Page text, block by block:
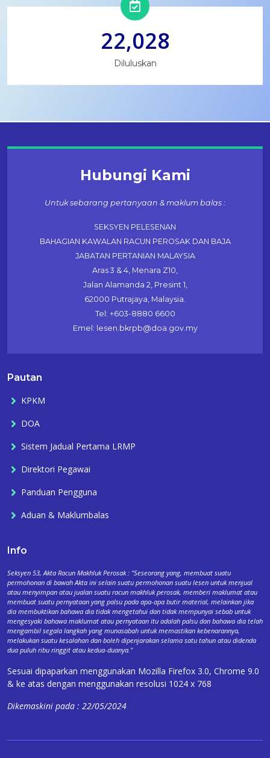
22,029
Diluluskan
Hubungi Kami
Untuk sebarang pertanyaan & maklum balas :
SEKSYEN PELESENAN
BAHAGIAN KAWALAN RACUN PEROSAK DAN BAJA
JABATAN PERTANIAN MALAYSIA
Aras 3 & 4, Menara Z10,
Jalan Alamanda 2, Presint 1,
62000 Putrajaya, Malaysia.
Tel: +603-8880 6600
Emel: lesen.bkrpb@doa.gov.my
Pautan
KPKM
DOA
Sistem Jadual Pertama LRMP
Direktori Pegawai
Panduan Pengguna
Aduan & Maklumbalas
Info
Seksyen 53, Akta Racun Makhluk Perosak : "Seseorang yang, membuat suatu
permohonan di bawah Akta ini selain suatu permohonan suatu lesen untuk menjual
atau menyimpan atau jualan suatu racun makhluk perosak, memberi maklumat atau
membuat suatu pernyataan yang palsu pada apa-apa butir material, melainkan jika
dia membuktikan bahawa dia tidak mengetahui dan tidak mempunyai sebab untuk
mengesyaki bahawa maklumat atau pernyataan itu adalah palsu dan bahawa dia telah
mengambil segala langkah yang munasabah untuk memastikan kebenarannya,
melakukan suatu kesalahan dan boleh dipenjarakan selama satu tahun atau didenda
dua puluh ribu ringgit atau kedua-duanya."
Sesuai dipaparkan menggunakan Mozilla Firefox 3.0, Chrome 9.0
& ke atas dengan menggunakan resolusi 1024 x 768
Dikemaskini pada : 22/05/2024